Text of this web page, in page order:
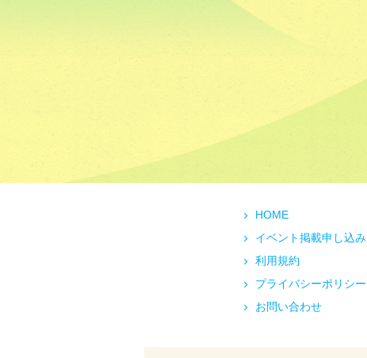
HOME
イベント掲載申し込み
利用規約
プライバシーポリシー
お問い合わせ